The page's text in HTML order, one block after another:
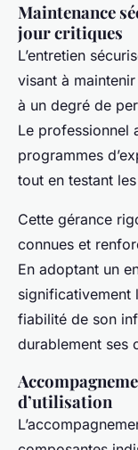
Maintenance
jour critiques
L’entretien
visant à
à un degré de
Le professionnel
programmes
tout en testant
Cette gérance
connues et
En adoptant un
significativement
fiabilité de son
durablement ses
d’utilisation